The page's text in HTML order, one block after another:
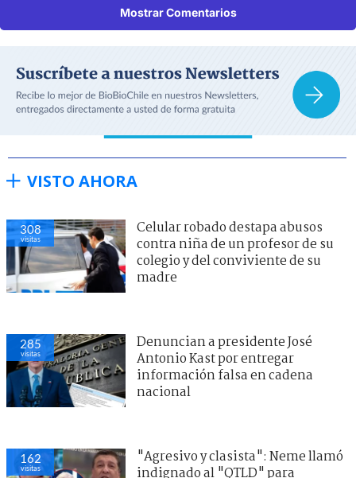
Mostrar Comentarios
VISTO AHORA
308
visitas
Celular robado destapa abusos
contra niña de un profesor de su
colegio y del conviviente de su
madre
285
visitas
Denuncian a presidente José
Antonio Kast por entregar
información falsa en cadena
nacional
162
visitas
"Agresivo y clasista": Neme llamó
indignado al "QTLD" para